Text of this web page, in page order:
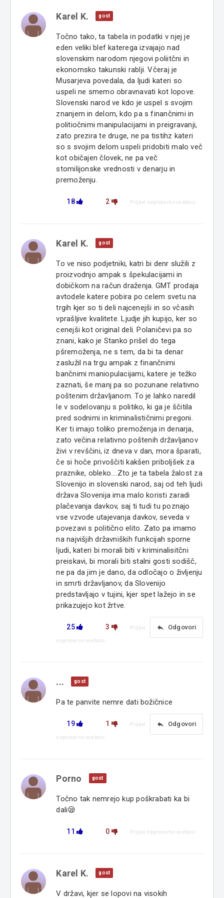
Karel K. gost
Točno tako, ta tabela in podatki v njej je
eden veliki blef katerega izvajajo nad
slovenskim narodom njegovi poliitčni in
ekonomsko takunski rablji. Včeraj je
Musarjeva povedala, da ljudi kateri so
uspeli ne smemo obravnavati kot lopove.
Slovenski narod ve kdo je uspel s svojim
znanjem in delom, kdo pa s finančnimi in
politiočnimi manipulacijami in preigravanji,
zato prezira te druge, ne pa tistihz kateri
so s svojim delom uspeli pridobiti malo več
kot običajen človek, ne pa več
stomilijonske vrednosti v denarju in
premoženju.
18 2 Prijavi neprimerno vsebino
Karel K. gost
To ve niso podjetniki, katri bi denr služili z
proizvodnjo ampak s špekulacijami in
dobičkom na račun draženja. GMT prodaja
avtodele katere pobira po celem svetu na
trgih kjer so ti deli najcenejši in so včasih
vprašljive kvalitete. Ljudje jih kupijo, ker so
cenejši kot original deli. Polaničevi pa so
znani, kako je Stanko prišel do tega
pšremoženja, ne s tem, da bi ta denar
zaslužil na trgu ampak z finančnimi
bančnimi maniopulacijami, katere je težko
zaznati, še manj pa so pozunane relativno
poštenim državljanom. To je lahko naredil
le v sodelovanju s politiko, ki ga je ščitila
pred sodnimi in kriminalističnimi pregoni.
Ker ti imajo toliko premoženja in denarja,
zato večina relativno poštenih državljanov
živi v revščini, iz dneva v dan, mora šparati,
če si hoče privoščiti kakšen priboljšek za
praznike, obleko....Zto je ta tabela žalost za
Slovenijo in slovenski narod, saj od teh ljudi
država Slovenija ima malo koristi zaradi
plačevanja davkov, saj ti tudi tu poznajo
vse vzvode utajevanja davkov, seveda v
povezavi s politično elito. Zato pa imamo
na najvišjih državniških funkcijah sporne
ljudi, kateri bi morali biti v kriminalisitčni
preiskavi, bi morali biti stalni gosti sodišč,
ne pa da jim je dano, da odločajo o življenju
in smrti državljanov, da Slovenijo
predstavljajo v tujini, kjer spet lažejo in se
prikazujejo kot žrtve.
25 3 reply Odgovori
Prijavi
neprimerno vsebino
... gost
Pa te panvite nemre dati božičnice
19 1 reply Odgovori
Prijavi
neprimerno vsebino
Porno gost
Točno tak nemrejo kup poškrabati ka bi
dali😪
11 0 Prijavi neprimerno vsebino
Karel K. gost
V državi, kjer se lopovi na visokih